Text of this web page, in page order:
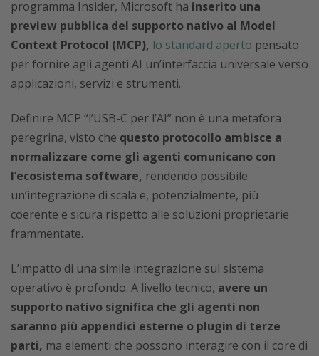
programma Insider, Microsoft ha inserito una
preview pubblica del supporto nativo al Model
Context Protocol (MCP), lo standard aperto pensato
per fornire agli agenti AI un’interfaccia universale verso
applicazioni, servizi e strumenti.
Definire MCP “l’USB-C per l’AI” non è una metafora
peregrina, visto che questo protocollo ambisce a
normalizzare come gli agenti comunicano con
l’ecosistema software, rendendo possibile
un’integrazione di scala e, potenzialmente, più
coerente e sicura rispetto alle soluzioni proprietarie
frammentate.
L’impatto di una simile integrazione sul sistema
operativo è profondo. A livello tecnico, avere un
supporto nativo significa che gli agenti non
saranno più appendici esterne o plugin di terze
parti, ma elementi che possono interagire con il core di